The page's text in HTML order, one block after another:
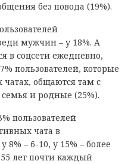
без повода (19%).
мужчин – у 18%. А
в соцсети ежедневно,
пользователей, которые
общаются там с
и родные (25%).
пользователей
чата в
8% – 6-10, у 15% – более
лет почти каждый